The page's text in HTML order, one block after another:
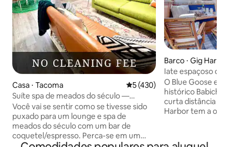
Casa ⋅ Tacoma 5 de uma avaliação média de
5 (430)
Suíte spa de meados do século —
chuveiro duplo e banheira de imersão
Você vai se sentir como se tivesse sido
puxado para um lounge e spa de
meados do século com um bar de
coquetel/espresso. Perca-se em um
banheiro deslumbrante com chuveiros
Barco ⋅ Gig Harbor
Iate espaçoso de
caminhada até a
O Blue Goose
histórico Babich-
curta distância a
Harbor tem a oferecer. Use
mar de Anthony